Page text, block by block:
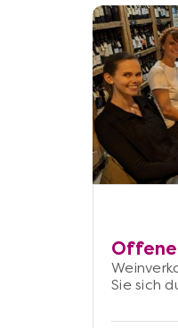
Sie sich